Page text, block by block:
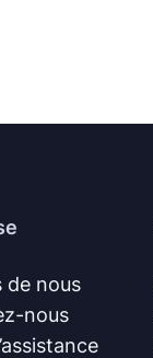
de nous
nous